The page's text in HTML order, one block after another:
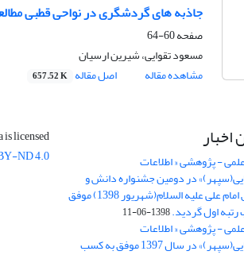
جاذبه های گردشگری در نواحی قطبی
صفحه60-64
مسعود تقوایی، شیرین ارسیان
مشاهده مقاله
اصل مقاله 657.52 K
اخبار
- پژوهشی « اطلاعات
در دومین جشنواره دانش و
پژوهش امام علی علیه السلام(شهریور 1398) موفق
اول گردید.1398-06-11
- پژوهشی « اطلاعات
جغرافیایی(سپهر)» در سال 1397 موفق به کسب
licensed
ND 4.0